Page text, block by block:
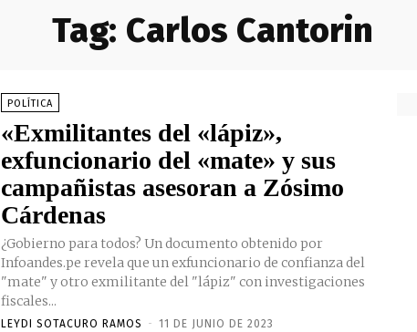
Tag: Carlos Cantorin
POLÍTICA
«Exmilitantes del «lápiz»,
exfuncionario del «mate» y sus
campañistas asesoran a Zósimo
Cárdenas
¿Gobierno para todos? Un documento obtenido por
Infoandes.pe revela que un exfuncionario de confianza del
"mate" y otro exmilitante del "lápiz" con investigaciones
fiscales...
LEYDI SOTACURO RAMOS - 11 DE JUNIO DE 2023